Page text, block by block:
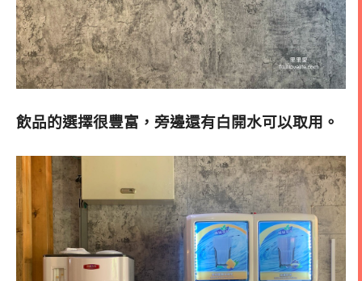
飲品的選擇很豐富，旁邊還有白開水可以取用。